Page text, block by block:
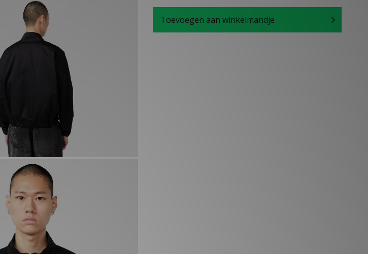
Toevoegen aan winkelmandje